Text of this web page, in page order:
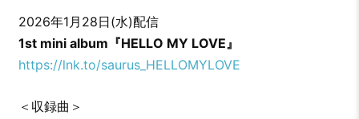
2026年1月28日(水)配信
1st mini album『HELLO MY LOVE』
https://lnk.to/saurus_HELLOMYLOVE
＜収録曲＞